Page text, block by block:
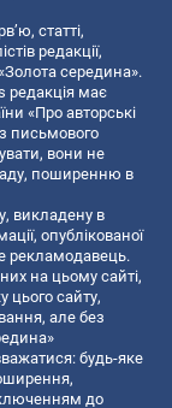
статті,
редакції,
середина».
редакція має
«Про авторські
письмового
вони не
поширенню в
викладену в
опублікованої
рекламодавець.
на цьому сайті,
цього сайту,
але без
будь-яке
до